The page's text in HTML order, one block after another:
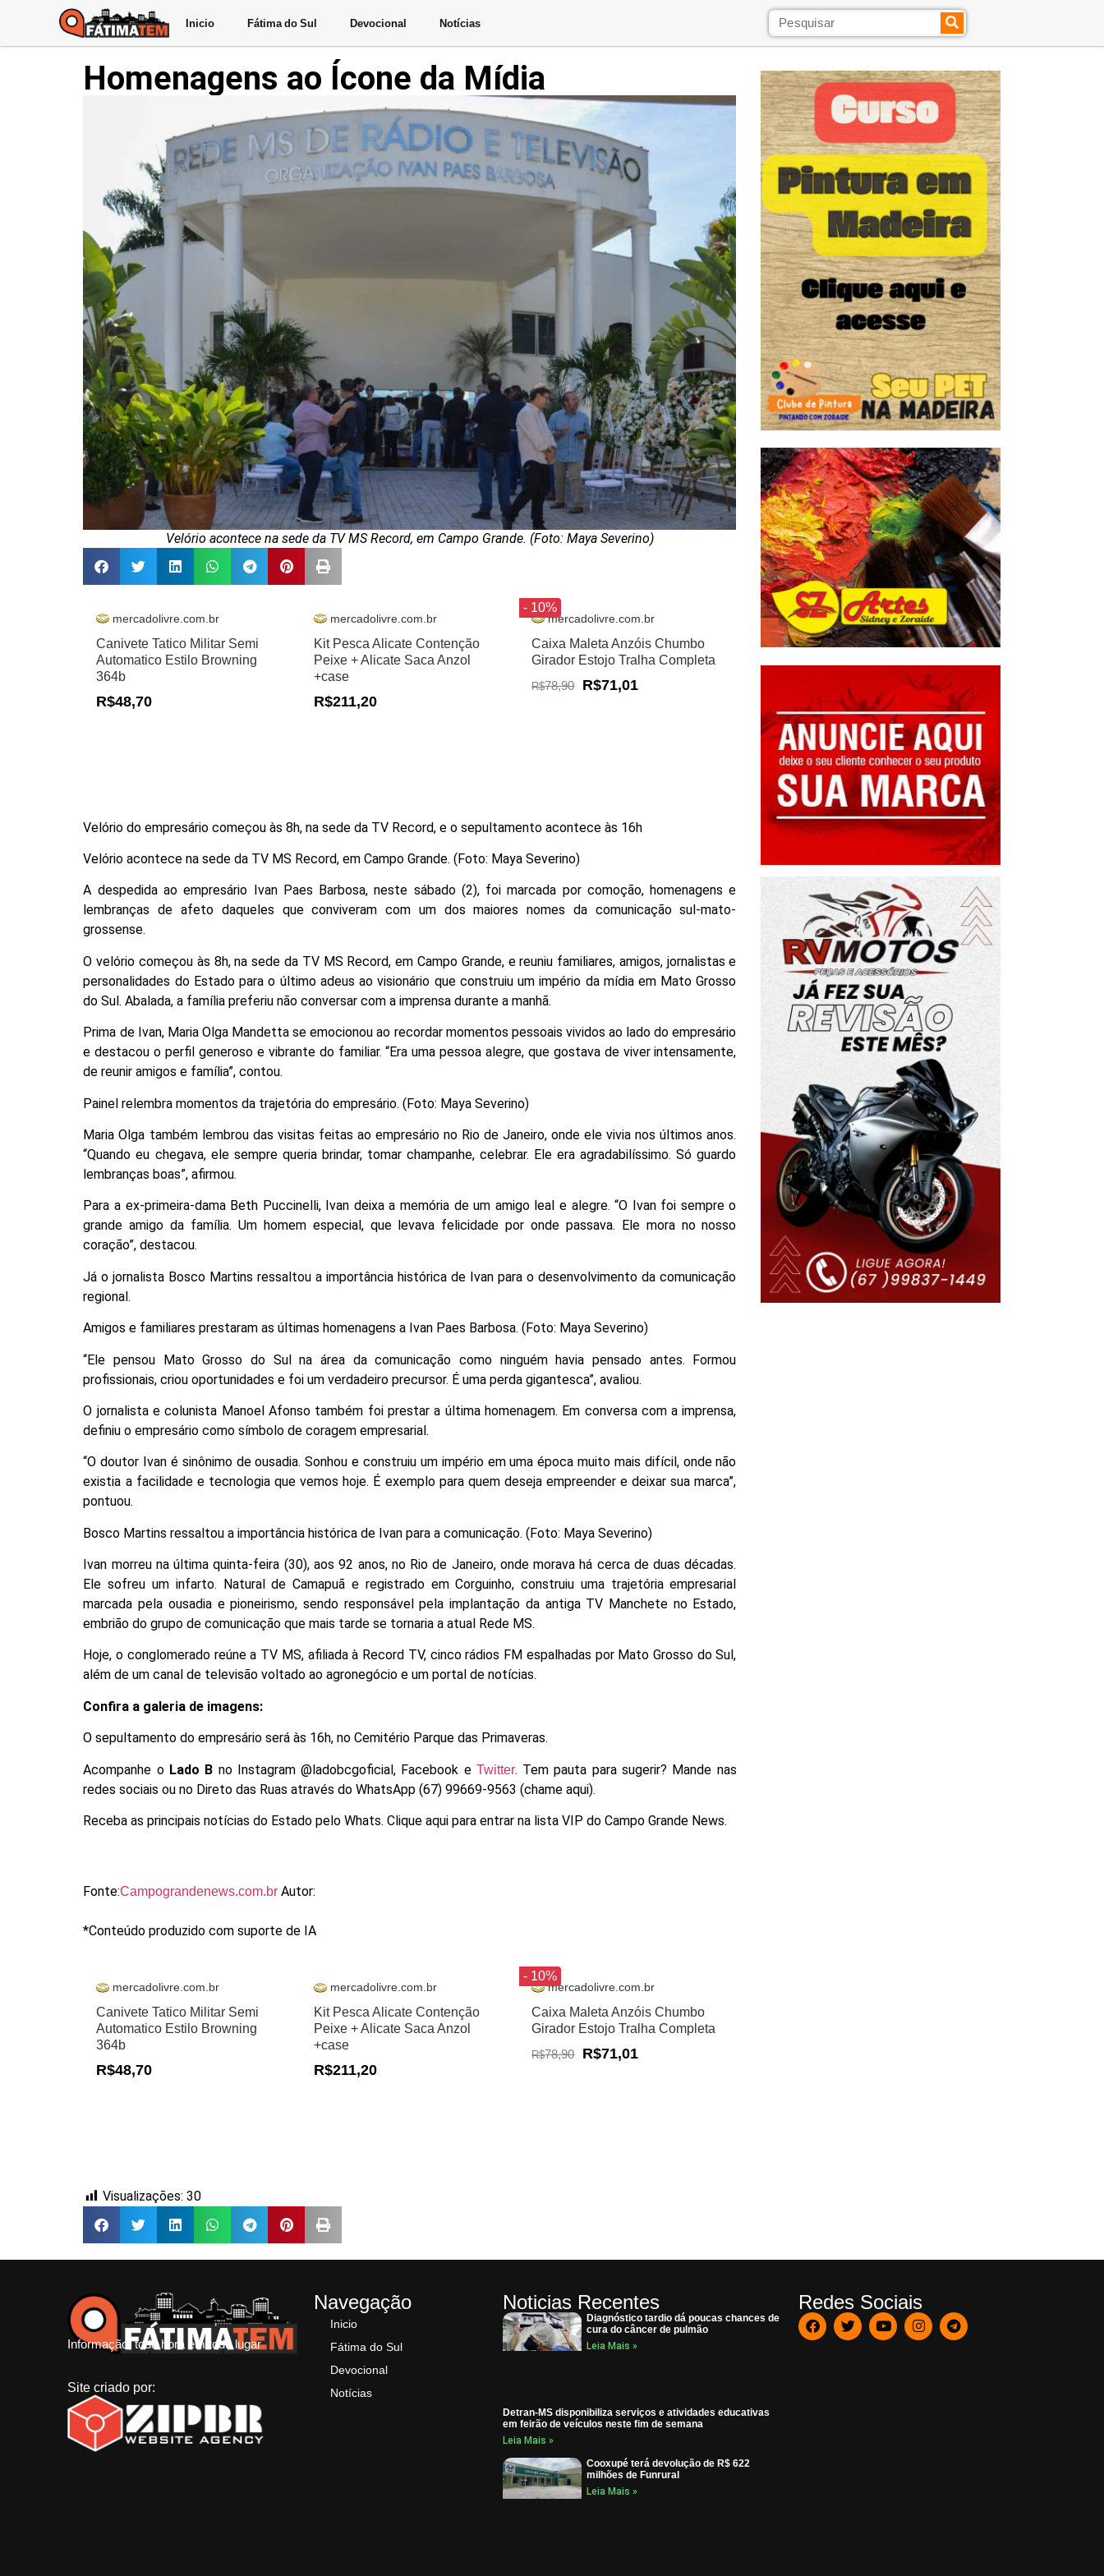
Inicio Fátima do Sul Devocional Notícias
Homenagens ao Ícone da Mídia
Velório acontece na sede da TV MS Record, em Campo Grande. (Foto: Maya Severino)
mercadolivre.com.br
Canivete Tatico Militar Semi
Automatico Estilo Browning
364b
R$48,70
mercadolivre.com.br
Kit Pesca Alicate Contenção
Peixe + Alicate Saca Anzol
+case
R$211,20
- 10%
mercadolivre.com.br
Caixa Maleta Anzóis Chumbo
Girador Estojo Tralha Completa
R$78,90 R$71,01
Velório do empresário começou às 8h, na sede da TV Record, e o sepultamento acontece às 16h
Velório acontece na sede da TV MS Record, em Campo Grande. (Foto: Maya Severino)
A despedida ao empresário Ivan Paes Barbosa, neste sábado (2), foi marcada por comoção, homenagens e
lembranças de afeto daqueles que conviveram com um dos maiores nomes da comunicação sul-mato-
grossense.
O velório começou às 8h, na sede da TV MS Record, em Campo Grande, e reuniu familiares, amigos, jornalistas e
personalidades do Estado para o último adeus ao visionário que construiu um império da mídia em Mato Grosso
do Sul. Abalada, a família preferiu não conversar com a imprensa durante a manhã.
Prima de Ivan, Maria Olga Mandetta se emocionou ao recordar momentos pessoais vividos ao lado do empresário
e destacou o perfil generoso e vibrante do familiar. “Era uma pessoa alegre, que gostava de viver intensamente,
de reunir amigos e família”, contou.
Painel relembra momentos da trajetória do empresário. (Foto: Maya Severino)
Maria Olga também lembrou das visitas feitas ao empresário no Rio de Janeiro, onde ele vivia nos últimos anos.
“Quando eu chegava, ele sempre queria brindar, tomar champanhe, celebrar. Ele era agradabilíssimo. Só guardo
lembranças boas”, afirmou.
Para a ex-primeira-dama Beth Puccinelli, Ivan deixa a memória de um amigo leal e alegre. “O Ivan foi sempre o
grande amigo da família. Um homem especial, que levava felicidade por onde passava. Ele mora no nosso
coração”, destacou.
Já o jornalista Bosco Martins ressaltou a importância histórica de Ivan para o desenvolvimento da comunicação
regional.
Amigos e familiares prestaram as últimas homenagens a Ivan Paes Barbosa. (Foto: Maya Severino)
“Ele pensou Mato Grosso do Sul na área da comunicação como ninguém havia pensado antes. Formou
profissionais, criou oportunidades e foi um verdadeiro precursor. É uma perda gigantesca”, avaliou.
O jornalista e colunista Manoel Afonso também foi prestar a última homenagem. Em conversa com a imprensa,
definiu o empresário como símbolo de coragem empresarial.
“O doutor Ivan é sinônimo de ousadia. Sonhou e construiu um império em uma época muito mais difícil, onde não
existia a facilidade e tecnologia que vemos hoje. É exemplo para quem deseja empreender e deixar sua marca”,
pontuou.
Bosco Martins ressaltou a importância histórica de Ivan para a comunicação. (Foto: Maya Severino)
Ivan morreu na última quinta-feira (30), aos 92 anos, no Rio de Janeiro, onde morava há cerca de duas décadas.
Ele sofreu um infarto. Natural de Camapuã e registrado em Corguinho, construiu uma trajetória empresarial
marcada pela ousadia e pioneirismo, sendo responsável pela implantação da antiga TV Manchete no Estado,
embrião do grupo de comunicação que mais tarde se tornaria a atual Rede MS.
Hoje, o conglomerado reúne a TV MS, afiliada à Record TV, cinco rádios FM espalhadas por Mato Grosso do Sul,
além de um canal de televisão voltado ao agronegócio e um portal de notícias.
Confira a galeria de imagens:
O sepultamento do empresário será às 16h, no Cemitério Parque das Primaveras.
Acompanhe oLado B no Instagram @ladobcgoficial, Facebook eTwitter. Tem pauta para sugerir? Mande nas
redes sociais ou no Direto das Ruas através do WhatsApp (67) 99669-9563 (chame aqui).
Receba as principais notícias do Estado pelo Whats. Clique aqui para entrar na lista VIP do Campo Grande News.
Fonte:Campograndenews.com.br Autor:
*Conteúdo produzido com suporte de IA
mercadolivre.com.br
Canivete Tatico Militar Semi
Automatico Estilo Browning
364b
R$48,70
mercadolivre.com.br
Kit Pesca Alicate Contenção
Peixe + Alicate Saca Anzol
+case
R$211,20
- 10%
mercadolivre.com.br
Caixa Maleta Anzóis Chumbo
Girador Estojo Tralha Completa
R$78,90 R$71,01
Visualizações: 30
Informação, toda hora em todo lugar
Site criado por:
Navegação
Inicio
Fátima do Sul
Devocional
Notícias
Noticias Recentes
Diagnóstico tardio dá poucas chances de
cura do câncer de pulmão
Leia Mais »
Detran-MS disponibiliza serviços e atividades educativas
em feirão de veículos neste fim de semana
Leia Mais »
Cooxupé terá devolução de R$ 622
milhões de Funrural
Leia Mais »
Redes Sociais